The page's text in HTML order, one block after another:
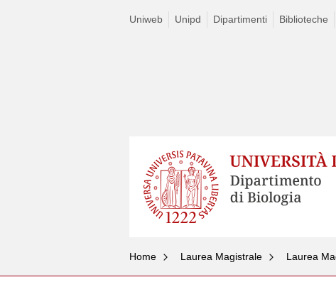
Uniweb Unipd Dipartimenti Biblioteche
Home Laurea Magistrale Laurea